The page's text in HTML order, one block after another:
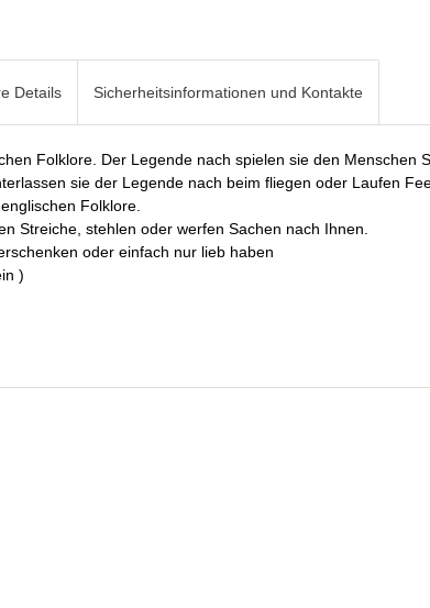
Details Sicherheitsinformationen und Kontakte
Folklore. Der Legende nach spielen sie den Menschen
sie der Legende nach beim fliegen oder Laufen
Folklore.
Streiche, stehlen oder werfen Sachen nach Ihnen.
oder einfach nur lieb haben
)